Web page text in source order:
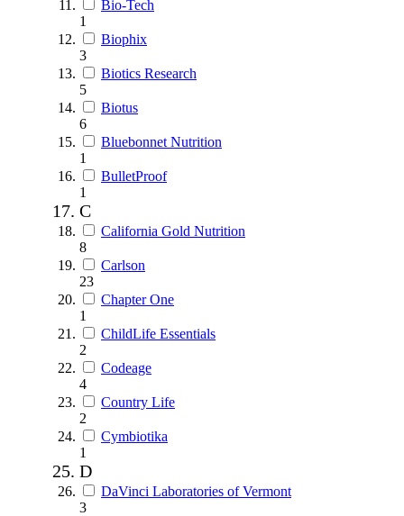
Bio-Tech
1
Biophix
3
Biotics Research
5
Biotus
6
Bluebonnet Nutrition
1
BulletProof
1
C
California Gold Nutrition
8
Carlson
23
Chapter One
1
ChildLife Essentials
2
Codeage
4
Country Life
2
Cymbiotika
1
D
DaVinci Laboratories of Vermont
3